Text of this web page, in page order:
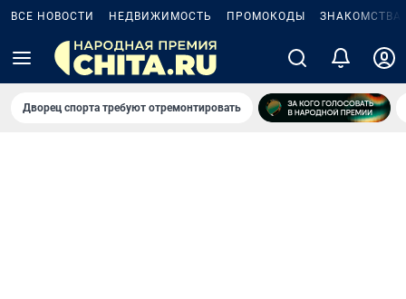
ВСЕ НОВОСТИ НЕДВИЖИМОСТЬ ПРОМОКОДЫ ЗНАКОМСТВА
Дворец спорта требуют отремонтировать